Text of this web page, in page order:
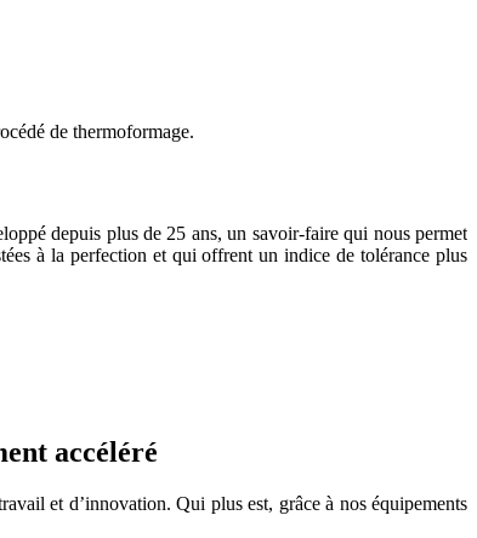
de thermoformage.
depuis plus de 25 ans, un savoir-faire qui nous permet
à la perfection et qui offrent un indice de tolérance plus
accéléré
et d’innovation. Qui plus est, grâce à nos équipements